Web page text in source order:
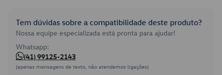
Tem dúvidas sobre a compatibilidade deste produto?
Nossa equipe especializada está pronta para ajudar!
Whatsapp:
(41) 99125-2143
(apenas mensagens de texto, não atendemos ligações)